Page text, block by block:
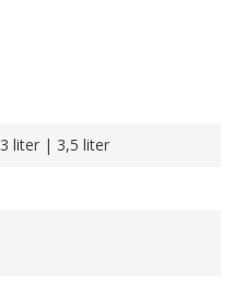
liter | 3,5 liter